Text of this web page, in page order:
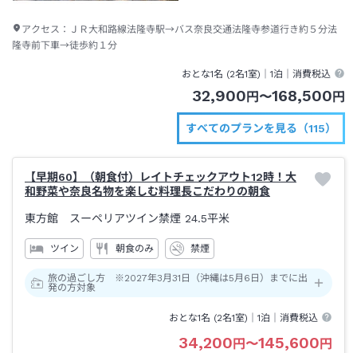
アクセス： ＪＲ大和路線法隆寺駅→バス奈良交通法隆寺参道行き約５分法
隆寺前下車→徒歩約１分
おとな1名 (2名1室)｜1泊 ｜消費税込
32,900 円 〜168,500 円
すべてのプランを見る（115）
【早期60】（朝食付）レイトチェックアウト12時！大
和野菜や奈良名物を楽しむ料理長こだわりの朝食
東方館 スーペリアツイン禁煙 24.5平米
ツイン 朝食のみ 禁煙
旅の過ごし方 ※2027年3月31日（沖縄は5月6日）までに出
発の方対象
おとな1名 (2名1室)｜1泊 ｜消費税込
34,200 円 〜145,600 円